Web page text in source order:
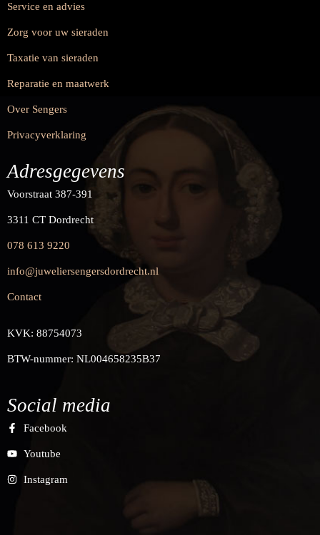
Service en advies
Zorg voor uw sieraden
Taxatie van sieraden
Reparatie en maatwerk
Over Sengers
Privacyverklaring
Adresgegevens
Voorstraat 387-391
3311 CT Dordrecht
078 613 9220
info@juweliersengersdordrecht.nl
Contact
KVK: 88754073
BTW-nummer: NL004658235B37
Social media
Facebook
Youtube
Instagram